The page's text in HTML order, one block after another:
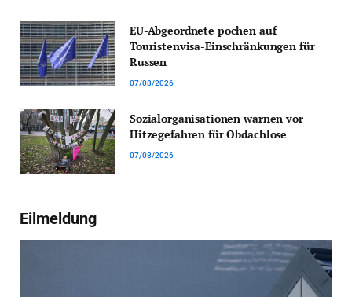
EU-Abgeordnete pochen auf
Touristenvisa-Einschränkungen für
Russen
07/08/2026
Sozialorganisationen warnen vor
Hitzegefahren für Obdachlose
07/08/2026
Eilmeldung